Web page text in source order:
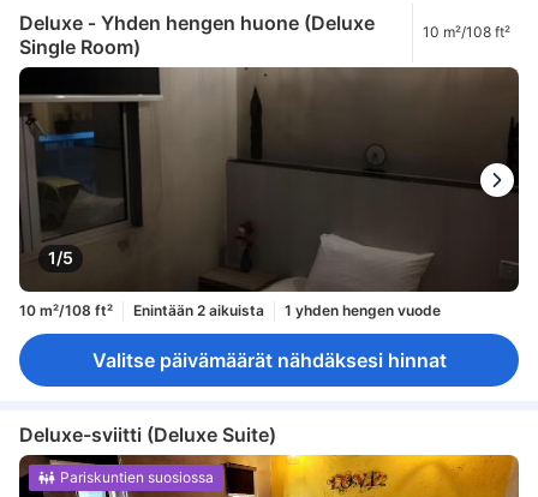
Deluxe ‑ Yhden hengen huone (Deluxe
Single Room)
10 m²/108 ft²
1/5
10 m²/108 ft² Enintään 2 aikuista 1 yhden hengen vuode
Valitse päivämäärät nähdäksesi hinnat
Deluxe-sviitti (Deluxe Suite)
Pariskuntien suosiossa